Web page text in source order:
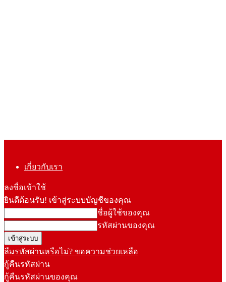
เกี่ยวกับเรา
ลงชื่อเข้าใช้
ยินดีต้อนรับ! เข้าสู่ระบบบัญชีของคุณ
ชื่อผู้ใช้ของคุณ
รหัสผ่านของคุณ
ลืมรหัสผ่านหรือไม่? ขอความช่วยเหลือ
กู้คืนรหัสผ่าน
กู้คืนรหัสผ่านของคุณ